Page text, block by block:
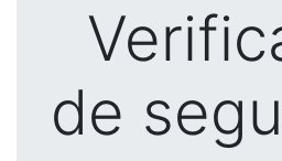
de